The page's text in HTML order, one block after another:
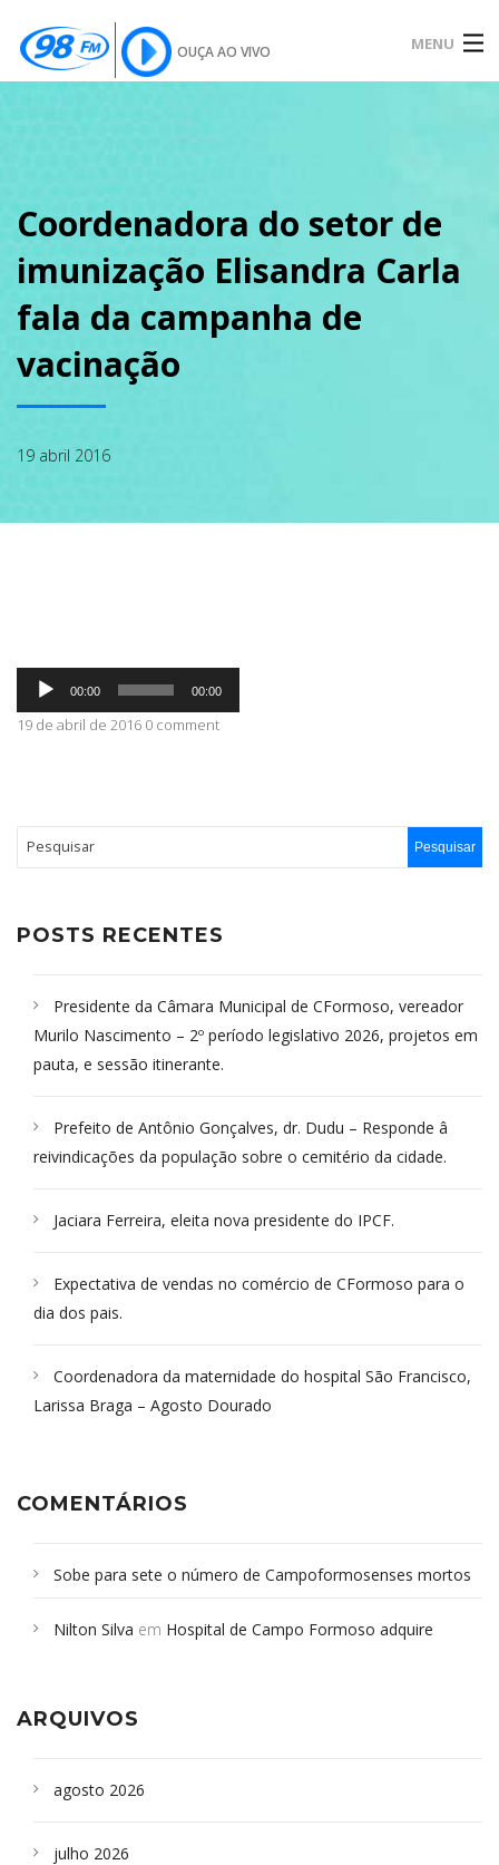
OUÇA AO VIVO MENU
SOBRE
PODCAST
GALERIA
Coordenadora do setor de
imunização Elisandra Carla
fala da campanha de
vacinação
19 abril 2016
Tocador
áudio
00:00 00:00
19 de abril de 2016 0 comment
POSTS RECENTES
Presidente da Câmara Municipal de CFormoso, vereador
Murilo Nascimento – 2º período legislativo 2026, projetos em
pauta, e sessão itinerante.
Prefeito de Antônio Gonçalves, dr. Dudu – Responde â
reivindicações da população sobre o cemitério da cidade.
Jaciara Ferreira, eleita nova presidente do IPCF.
Expectativa de vendas no comércio de CFormoso para o
dia dos pais.
Coordenadora da maternidade do hospital São Francisco,
Larissa Braga – Agosto Dourado
COMENTÁRIOS
Sobe para sete o número de Campoformosenses mortos
Campoformosenses que morreram em desabamentos são
Nilton Silva em Hospital de Campo Formoso adquire
ARQUIVOS
agosto 2026
julho 2026